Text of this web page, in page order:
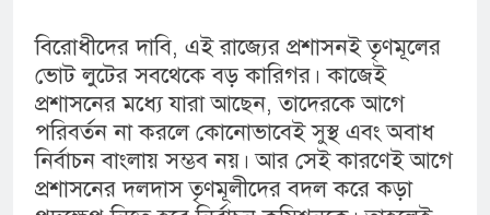
বিরোধীদের দাবি, এই রাজ্যের প্রশাসনই তৃণমূলের
ভোট লুটের সবথেকে বড় কারিগর। কাজেই
প্রশাসনের মধ্যে যারা আছেন, তাদেরকে আগে
পরিবর্তন না করলে কোনোভাবেই সুস্থ এবং অবাধ
নির্বাচন বাংলায় সম্ভব নয়। আর সেই কারণেই আগে
প্রশাসনের দলদাস তৃণমূলীদের বদল করে কড়া